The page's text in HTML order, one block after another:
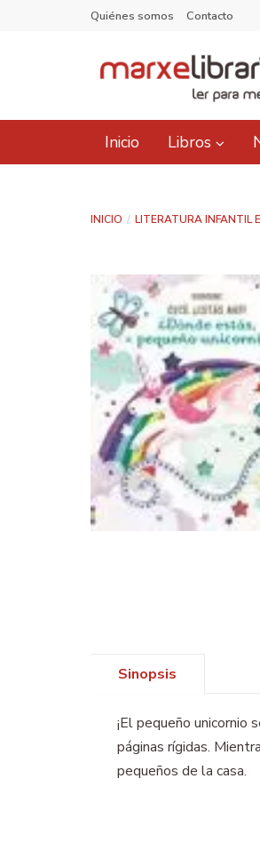
Quiénes somos Contacto
Inicio Libros
INICIO LITERATURA INFANTIL
Sinopsis
¡El pequeño
páginas rígidas.
pequeños de la casa.